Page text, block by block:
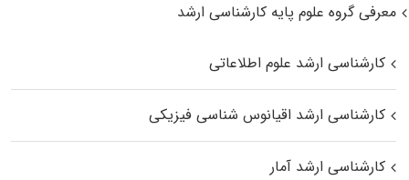
معرفی گروه علوم پایه کارشناسی ارشد
کارشناسی ارشد علوم اطلاعاتی
کارشناسی ارشد اقیانوس‌ شناسی فیزیکی
کارشناسی ارشد آمار